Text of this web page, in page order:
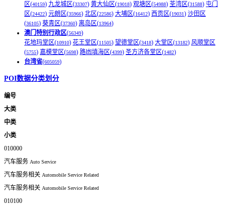
区(40159) 九龙城区(33307) 黄大仙区(19018) 观塘区(54988) 荃湾区(31588) 屯门
区(24422) 元朗区(35966) 北区(22586) 大埔区(16412) 西贡区(19031) 沙田区
(36105) 葵青区(37360) 离岛区(13964)
澳门特别行政区(56349)
花地玛堂区(10910) 花王堂区(11505) 望德堂区(3418) 大堂区(13182) 风顺堂区
(5755) 嘉模堂区(5698) 路凼填海区(4399) 圣方济各堂区(1482)
台湾省(605059)
POI数据分类划分
编号
大类
中类
小类
010000
汽车服务 Auto Service
汽车服务相关 Automobile Service Related
汽车服务相关 Automobile Service Related
010100